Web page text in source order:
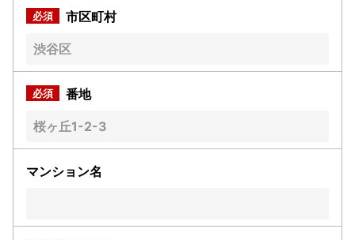
市区町村
番地
マンション名